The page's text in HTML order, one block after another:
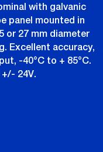
with galvanic
panel mounted in
or 27 mm diameter
Excellent accuracy,
-40°C to + 85°C.
24V.